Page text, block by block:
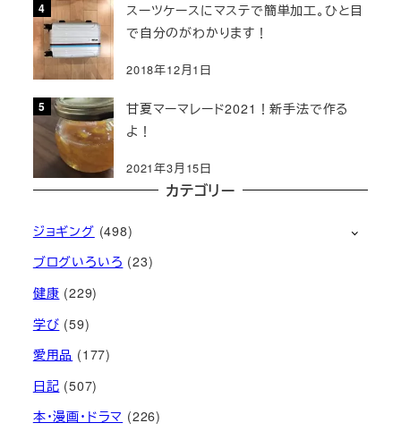
スーツケースにマステで簡単加工。ひと目
で自分のがわかります！
2018年12月1日
甘夏マーマレード2021！新手法で作る
よ！
2021年3月15日
カテゴリー
ジョギング (498)
ブログいろいろ (23)
健康 (229)
学び (59)
愛用品 (177)
日記 (507)
本・漫画・ドラマ (226)